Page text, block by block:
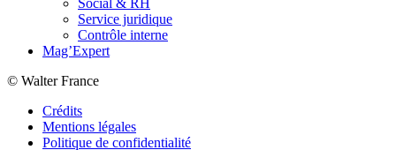
Service juridique
Contrôle interne
Mag’Expert
© Walter France
Crédits
Mentions légales
Politique de confidentialité